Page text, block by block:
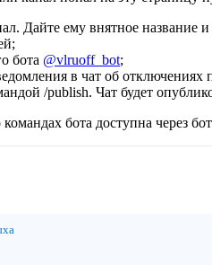
Дайте ему внятное
бота @vlruoff_bot;
в чат об
/publish. Чат будет
бота доступна через